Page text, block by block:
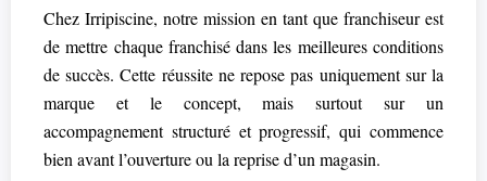
Chez Irripiscine, notre mission en tant que franchiseur est
de mettre chaque franchisé dans les meilleures conditions
de succès. Cette réussite ne repose pas uniquement sur la
marque et le concept, mais surtout sur un
accompagnement structuré et progressif, qui commence
bien avant l’ouverture ou la reprise d’un magasin.